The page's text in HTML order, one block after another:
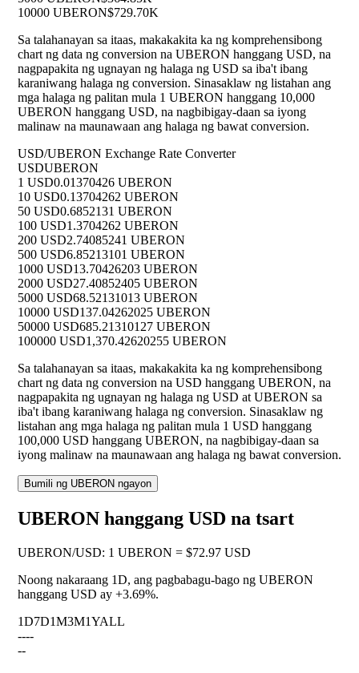
10000 UBERON$729.70K
Sa talahanayan sa itaas, makakakita ka ng komprehensibong
chart ng data ng conversion na UBERON hanggang USD, na
nagpapakita ng ugnayan ng halaga ng USD sa iba't ibang
karaniwang halaga ng conversion. Sinasaklaw ng listahan ang
mga halaga ng palitan mula 1 UBERON hanggang 10,000
UBERON hanggang USD, na nagbibigay-daan sa iyong
malinaw na maunawaan ang halaga ng bawat conversion.
USD/UBERON Exchange Rate Converter
USDUBERON
1 USD0.01370426 UBERON
10 USD0.13704262 UBERON
50 USD0.6852131 UBERON
100 USD1.3704262 UBERON
200 USD2.74085241 UBERON
500 USD6.85213101 UBERON
1000 USD13.70426203 UBERON
2000 USD27.40852405 UBERON
5000 USD68.52131013 UBERON
10000 USD137.04262025 UBERON
50000 USD685.21310127 UBERON
100000 USD1,370.42620255 UBERON
Sa talahanayan sa itaas, makakakita ka ng komprehensibong
chart ng data ng conversion na USD hanggang UBERON, na
nagpapakita ng ugnayan ng halaga ng USD at UBERON sa
iba't ibang karaniwang halaga ng conversion. Sinasaklaw ng
listahan ang mga halaga ng palitan mula 1 USD hanggang
100,000 USD hanggang UBERON, na nagbibigay-daan sa
iyong malinaw na maunawaan ang halaga ng bawat conversion.
Bumili ng UBERON ngayon
UBERON hanggang USD na tsart
UBERON/USD: 1 UBERON = $72.97 USD
Noong nakaraang 1D, ang pagbabagu-bago ng UBERON
hanggang USD ay +3.69%.
1D7D1M3M1YALL
----
--